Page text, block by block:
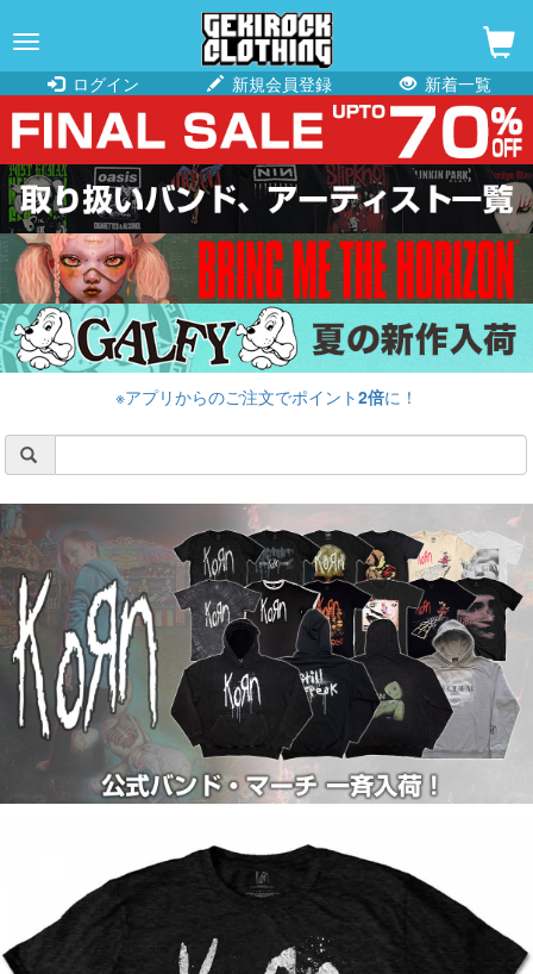
navigation
ログイン
新規会員登録 新着一覧
※アプリからのご注文でポイント2倍に！